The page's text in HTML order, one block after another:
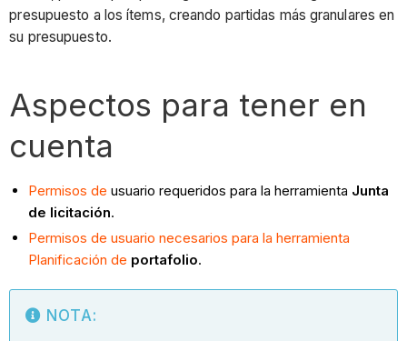
presupuesto a los ítems, creando partidas más granulares en
su presupuesto.
Aspectos para tener en
cuenta
Permisos de usuario requeridos para la herramienta Junta
de licitación.
Permisos de usuario necesarios para la herramienta
Planificación de portafolio.
NOTA: